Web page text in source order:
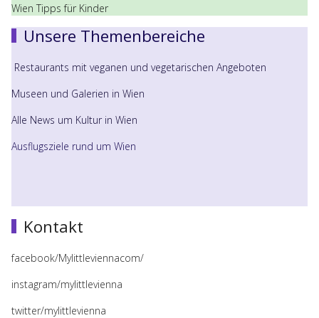
Wien Tipps für Kinder
Unsere Themenbereiche
Restaurants mit veganen und vegetarischen Angeboten
Museen und Galerien in Wien
Alle News um Kultur in Wien
Ausflugsziele rund um Wien
Kontakt
facebook/Mylittleviennacom/
instagram/mylittlevienna
twitter/mylittlevienna